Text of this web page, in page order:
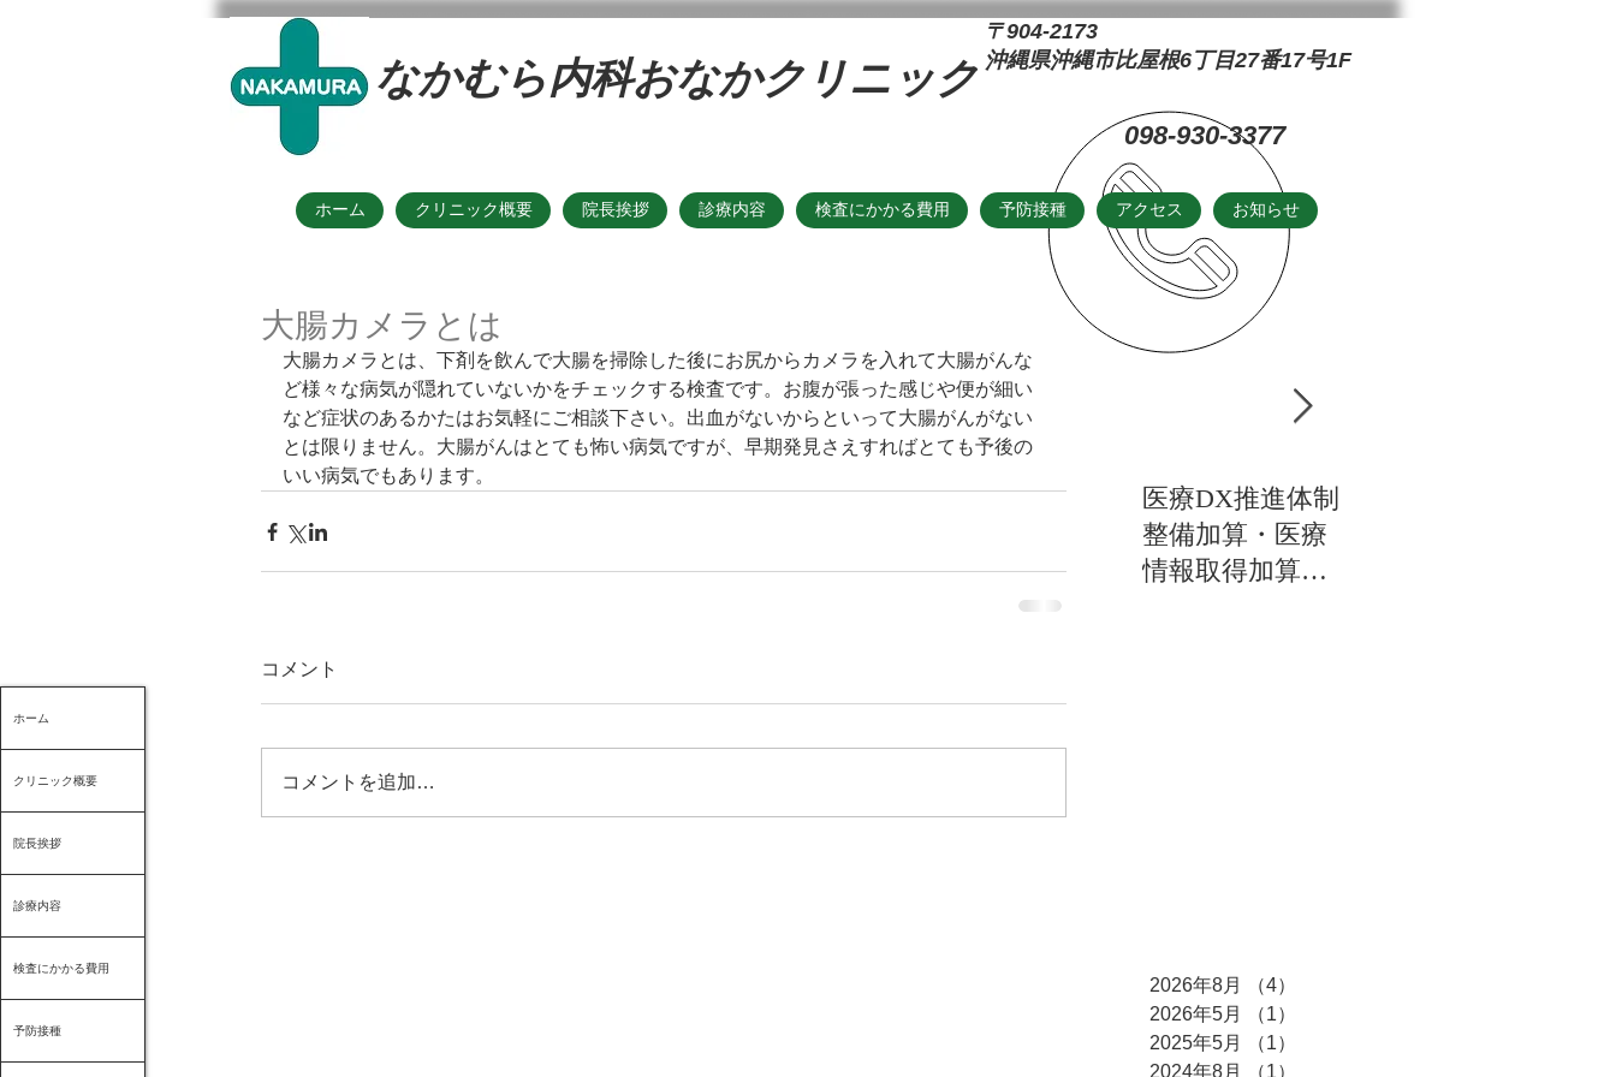
なかむら内科おなかクリニック
〒904-2173
沖縄県沖縄市比屋根6丁目27番17号1F
098-930-3377
ホーム クリニック概要 院長挨拶 診療内容 検査にかかる費用 予防接種 アクセス お知らせ
ホーム
クリニック概要
院長挨拶
診療内容
検査にかかる費用
予防接種
大腸カメラとは
大腸カメラとは、下剤を飲んで大腸を掃除した後にお尻からカメラを入れて大腸がんな
ど様々な病気が隠れていないかをチェックする検査です。お腹が張った感じや便が細い
など症状のあるかたはお気軽にご相談下さい。出血がないからといって大腸がんがない
とは限りません。大腸がんはとても怖い病気ですが、早期発見さえすればとても予後の
いい病気でもあります。
コメント
コメントを追加…
お知らせ
医療DX推進体制
整備加算・医療
情報取得加算に
2026年8月 （4）
2026年5月
（1）
2025年5月
（1）
2024年8月
（1）